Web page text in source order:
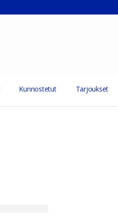
Kunnostetut Tarjoukset